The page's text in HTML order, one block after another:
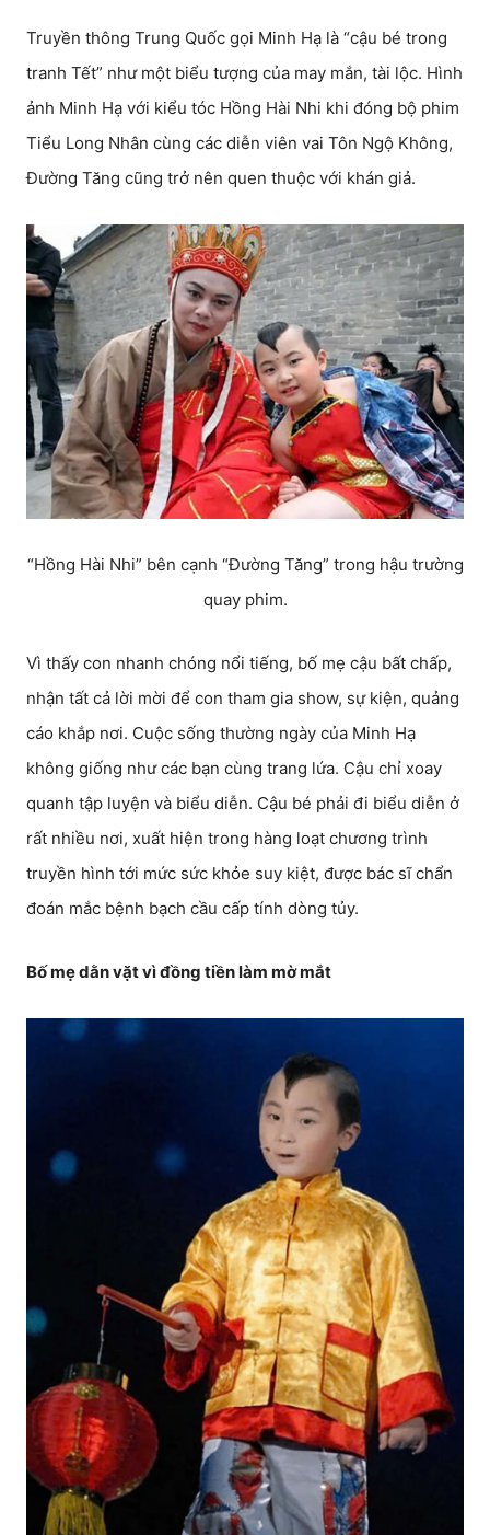
Truyền thông Trung Quốc gọi Minh Hạ là “cậu bé trong
tranh Tết” như một biểu tượng của may mắn, tài lộc. Hình
ảnh Minh Hạ với kiểu tóc Hồng Hài Nhi khi đóng bộ phim
Tiểu Long Nhân cùng các diễn viên vai Tôn Ngộ Không,
Đường Tăng cũng trở nên quen thuộc với khán giả.
“Hồng Hài Nhi” bên cạnh “Đường Tăng” trong hậu trường
quay phim.
Vì thấy con nhanh chóng nổi tiếng, bố mẹ cậu bất chấp,
nhận tất cả lời mời để con tham gia show, sự kiện, quảng
cáo khắp nơi. Cuộc sống thường ngày của Minh Hạ
không giống như các bạn cùng trang lứa. Cậu chỉ xoay
quanh tập luyện và biểu diễn. Cậu bé phải đi biểu diễn ở
rất nhiều nơi, xuất hiện trong hàng loạt chương trình
truyền hình tới mức sức khỏe suy kiệt, được bác sĩ chẩn
đoán mắc bệnh bạch cầu cấp tính dòng tủy.
Bố mẹ dằn vặt vì đồng tiền làm mờ mắt